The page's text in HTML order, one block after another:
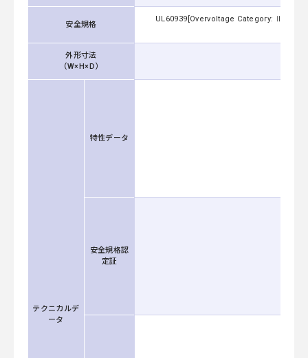
安全規格
UL60939[Overvoltage Category: Ⅲ
外形寸法
（W×H×D）
テクニカルデ
ータ
特性データ
安全規格認
定証